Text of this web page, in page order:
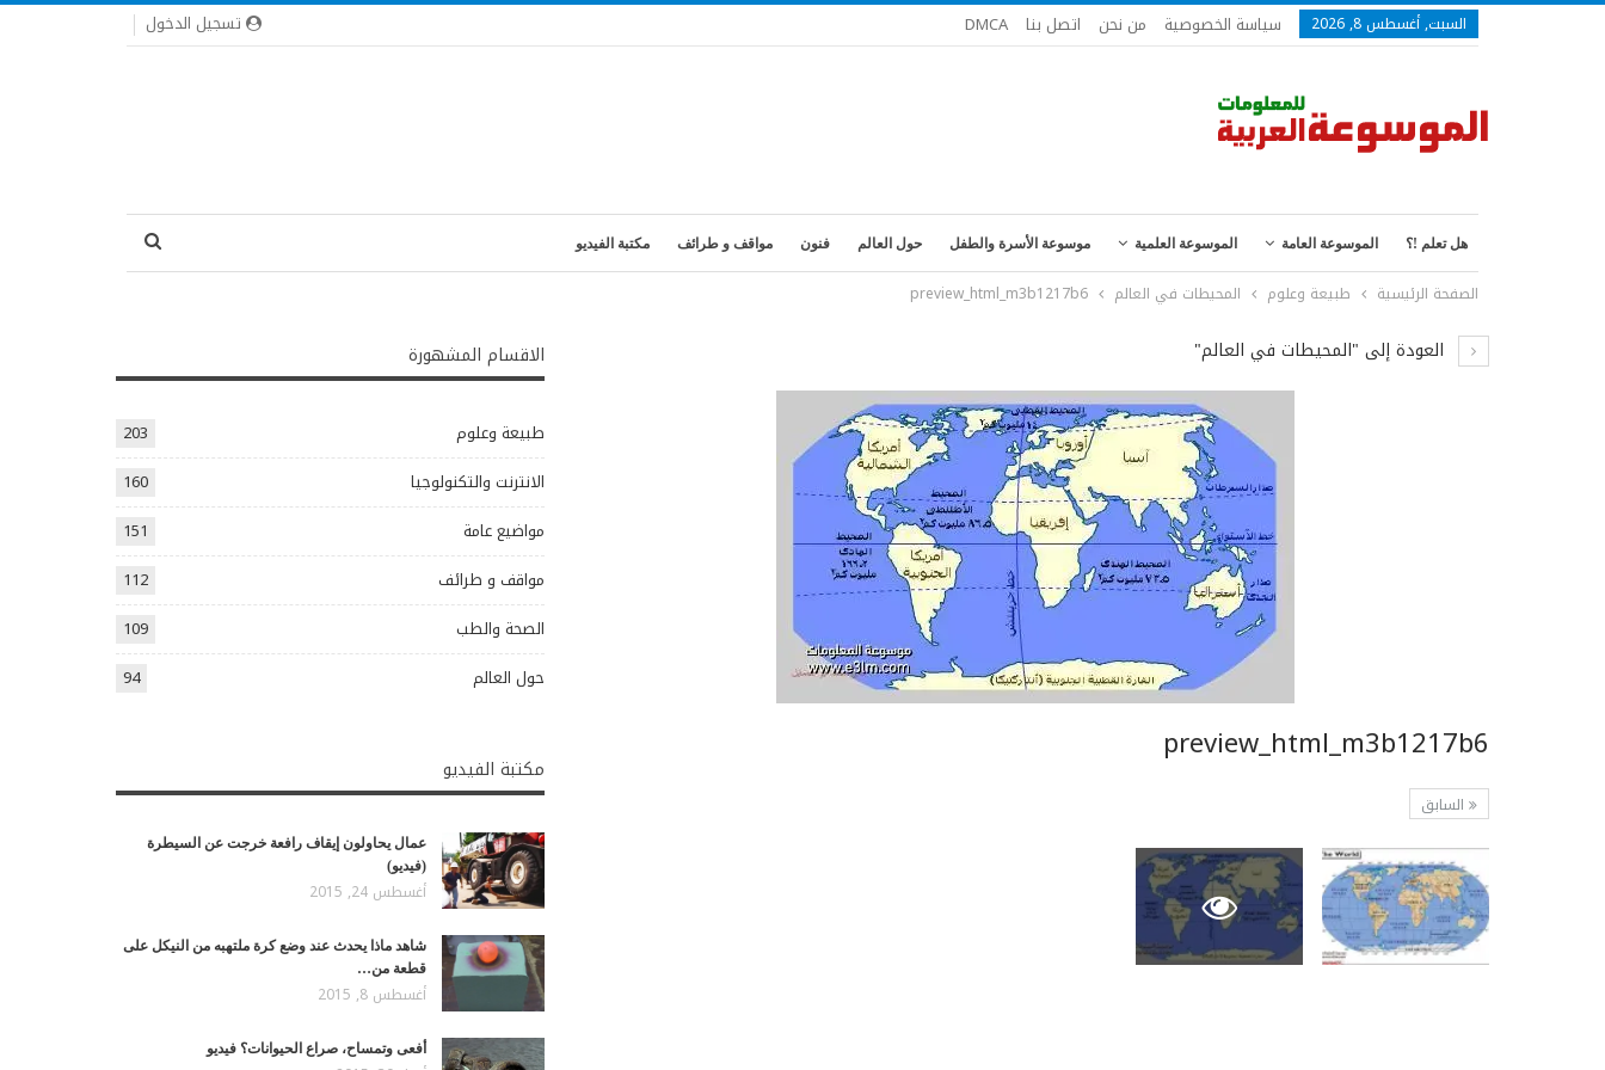
تسجيل الدخول السبت, أغسطس 8, 2026 سياسة الخصوصية من نحن اتصل بنا DMCA
هل تعلم !؟ الموسوعة العامة الموسوعة العلمية موسوعة الأسرة والطفل حول العالم فنون مواقف و طرائف مكتبة الفيديو
الصفحة الرئيسية طبيعة وعلوم المحيطات في العالم preview_html_m3b1217b6
العودة إلى "المحيطات في العالم"
preview_html_m3b1217b6
السابق
الاقسام المشهورة
طبيعة وعلوم
203
الانترنت والتكنولوجيا
160
مواضيع عامة
151
مواقف و طرائف
112
الصحة والطب
109
حول العالم
94
مكتبة الفيديو
عمال يحاولون إيقاف رافعة خرجت عن السيطرة
(فيديو)
أغسطس 24, 2015
شاهد ماذا يحدث عند وضع كرة ملتهبه من النيكل على
قطعة من…
أغسطس 8, 2015
أفعى وتمساح، صراع الحيوانات؟ فيديو